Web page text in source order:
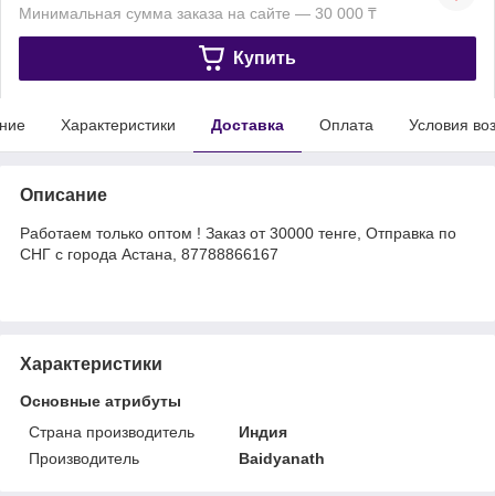
Минимальная сумма заказа на сайте — 30 000 ₸
Купить
Характеристики Доставка Оплата Условия
Описание
Работаем только оптом ! Заказ от 30000 тенге, Отправка по
СНГ с города Астана, 87788866167
Характеристики
Основные атрибуты
Страна производитель
Индия
Производитель
Baidyanath